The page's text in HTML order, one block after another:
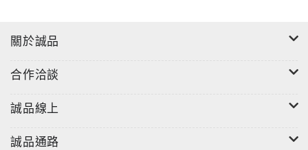
關於誠品
合作洽談
誠品線上
誠品通路